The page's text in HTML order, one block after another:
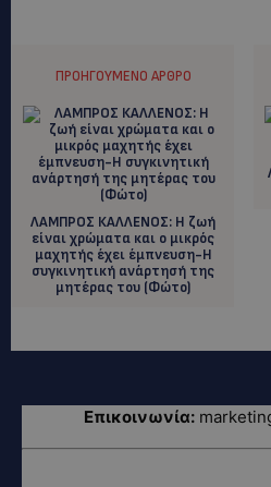
ΠΡΟΗΓΟΎΜΕΝΟ ΆΡΘΡΟ
ΛΑΜΠΡΟΣ ΚΑΛΛΕΝΟΣ: H ζωή
είναι χρώματα και ο μικρός
μαχητής έχει έμπνευση-Η
συγκινητική ανάρτησή της
μητέρας του (Φώτο)
Επικοινωνία: